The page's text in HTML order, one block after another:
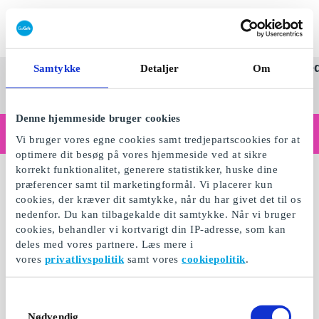
Samtykke Detaljer Om
Denne hjemmeside bruger cookies
Vi bruger vores egne cookies samt tredjepartscookies for at
optimere dit besøg på vores hjemmeside ved at sikre
korrekt funktionalitet, generere statistikker, huske dine
præferencer samt til marketingformål. Vi placerer kun
cookies, der kræver dit samtykke, når du har givet det til os
nedenfor. Du kan tilbagekalde dit samtykke. Når vi bruger
cookies, behandler vi kortvarigt din IP-adresse, som kan
deles med vores partnere. Læs mere i
vores privatlivspolitik samt vorescookiepolitik.
Nødvendig
SuperGavekortet
Se
Kategorier
Handler du som virksomhed?
Har du brug for kvitteringer med virksomhedsinfo, fakturabetaling, adgang for flere brugere eller skræddersyede løsninger?
Læs mere her